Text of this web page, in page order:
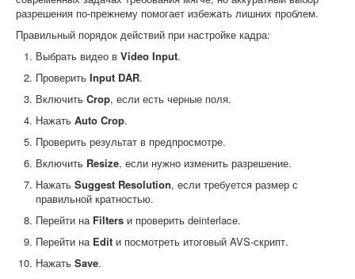
разрешения по-прежнему помогает избежать лишних проблем.
Правильный порядок действий при настройке кадра:
Выбрать видео в Video Input.
Проверить Input DAR.
Включить Crop, если есть черные поля.
Нажать Auto Crop.
Проверить результат в предпросмотре.
Включить Resize, если нужно изменить разрешение.
Нажать Suggest Resolution, если требуется размер с
правильной кратностью.
Перейти на Filters и проверить deinterlace.
Перейти на Edit и посмотреть итоговый AVS-скрипт.
Нажать Save.